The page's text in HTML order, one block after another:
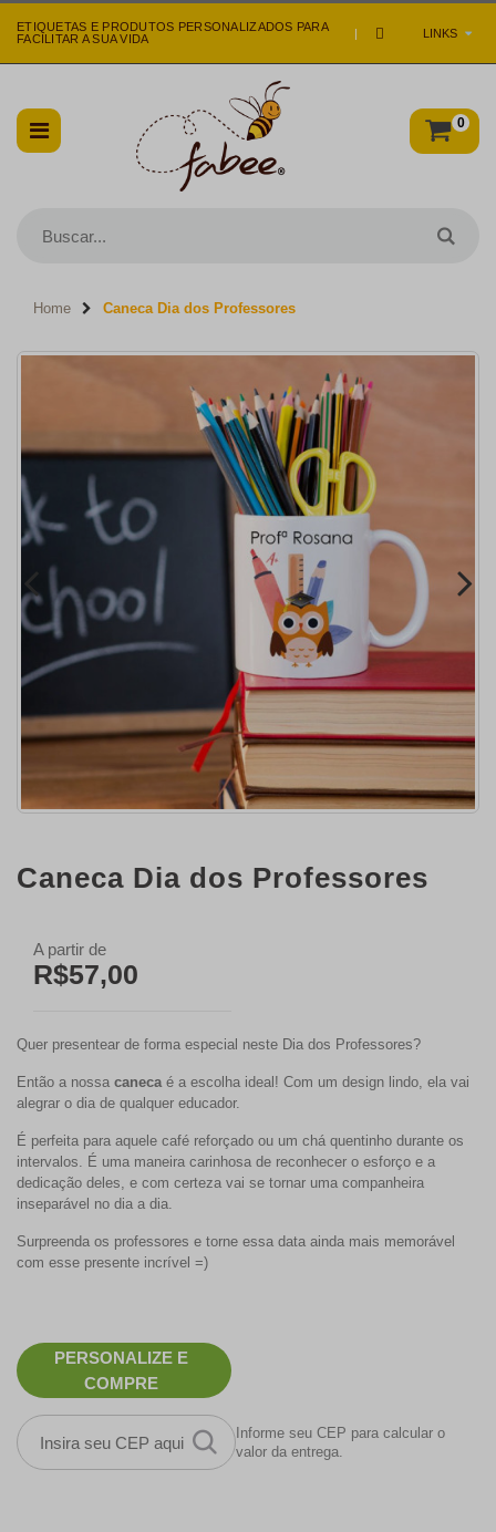
LINKS
ETIQUETAS E PRODUTOS PERSONALIZADOS PARA
FACILITAR A SUA VIDA
|
0
Home Caneca Dia dos Professores
Caneca Dia dos Professores
A partir de
R$57,00
Quer presentear de forma especial neste Dia dos Professores?
Então a nossa canecaé a escolha ideal! Com um design lindo, ela vai
alegrar o dia de qualquer educador.
É perfeita para aquele café reforçado ou um chá quentinho durante os
intervalos. É uma maneira carinhosa de reconhecer o esforço e a
dedicação deles, e com certeza vai se tornar uma companheira
inseparável no dia a dia.
Surpreenda os professores e torne essa data ainda mais memorável
com esse presente incrível =)
PERSONALIZE E
COMPRE
Informe seu CEP para calcular o
valor da entrega.